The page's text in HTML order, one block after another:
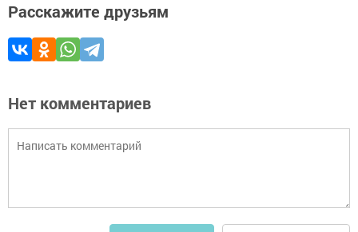
Расскажите друзьям
Нет комментариев